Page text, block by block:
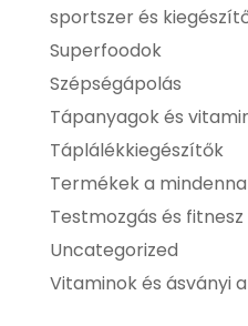
sportszer és
Superfoodok
Szépségápolás
Tápanyagok és
Táplálékkiegészítők
Termékek a
Testmozgás és fitnesz
Uncategorized
Vitaminok és ásványi